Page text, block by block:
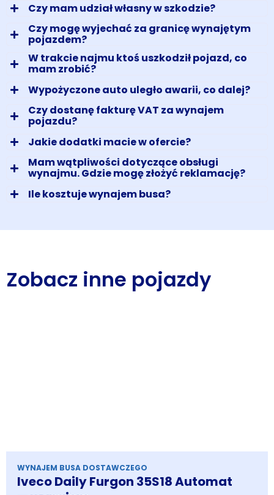
Czy mam udział własny w szkodzie?
Czy mogę wyjechać za granicę wynajętym
pojazdem?
W trakcie najmu ktoś uszkodził pojazd, co
mam zrobić?
Wypożyczone auto uległo awarii, co dalej?
Czy dostanę fakturę VAT za wynajem
pojazdu?
Jakie dodatki macie w ofercie?
Mam wątpliwości dotyczące obsługi
wynajmu. Gdzie mogę złożyć reklamację?
Ile kosztuje wynajem busa?
Zobacz inne pojazdy
WYNAJEM BUSA DOSTAWCZEGO
Iveco Daily Furgon 35S18 Automat